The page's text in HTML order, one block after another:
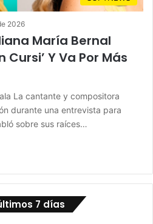
2026
María Bernal
Y Va Por Más
La cantante y compositora
durante una entrevista para
sobre sus raíces…
7 días